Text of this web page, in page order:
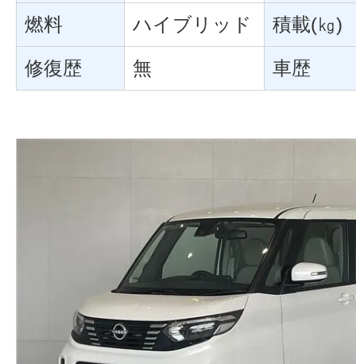
燃料 ハイブリッド 積載(㎏)
修復歴 無 車歴